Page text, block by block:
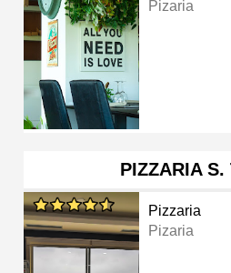
Pizaria
PIZZARIA S.
Pizzaria
Pizaria